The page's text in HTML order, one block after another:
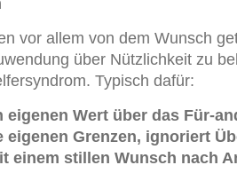
vor allem von dem Wunsch
über Nützlichkeit zu
Typisch dafür:
eigenen Wert über das Für-
eigenen Grenzen, ignoriert
einem stillen Wunsch nach